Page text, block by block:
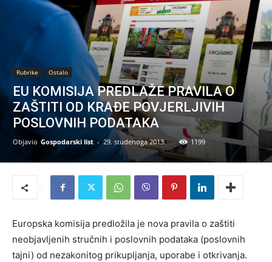
Rubrike Ostalo
EU KOMISIJA PREDLAŽE PRAVILA O
ZAŠTITI OD KRAĐE POVJERLJIVIH
POSLOVNIH PODATAKA
Objavio Gospodarski list - 29. studenoga 2013. 1199
Europska komisija predložila je nova pravila o zaštiti
neobjavljenih stručnih i poslovnih podataka (poslovnih
tajni) od nezakonitog prikupljanja, uporabe i otkrivanja.